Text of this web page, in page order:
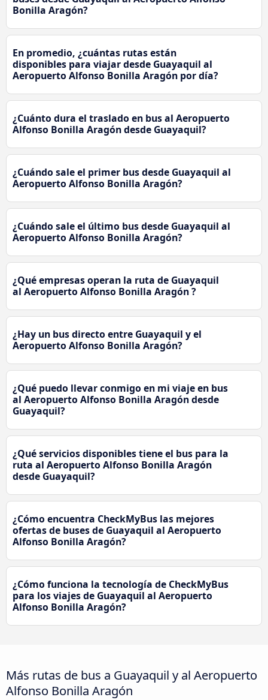
Bonilla Aragón?
En promedio, ¿cuántas rutas están
disponibles para viajar desde Guayaquil al
Aeropuerto Alfonso Bonilla Aragón por día?
¿Cuánto dura el traslado en bus al Aeropuerto
Alfonso Bonilla Aragón desde Guayaquil?
¿Cuándo sale el primer bus desde Guayaquil al
Aeropuerto Alfonso Bonilla Aragón?
¿Cuándo sale el último bus desde Guayaquil al
Aeropuerto Alfonso Bonilla Aragón?
¿Qué empresas operan la ruta de Guayaquil
al Aeropuerto Alfonso Bonilla Aragón ?
¿Hay un bus directo entre Guayaquil y el
Aeropuerto Alfonso Bonilla Aragón?
¿Qué puedo llevar conmigo en mi viaje en bus
al Aeropuerto Alfonso Bonilla Aragón desde
Guayaquil?
¿Qué servicios disponibles tiene el bus para la
ruta al Aeropuerto Alfonso Bonilla Aragón
desde Guayaquil?
¿Cómo encuentra CheckMyBus las mejores
ofertas de buses de Guayaquil al Aeropuerto
Alfonso Bonilla Aragón?
¿Cómo funciona la tecnología de CheckMyBus
para los viajes de Guayaquil al Aeropuerto
Alfonso Bonilla Aragón?
Más rutas de bus a Guayaquil y al Aeropuerto
Alfonso Bonilla Aragón